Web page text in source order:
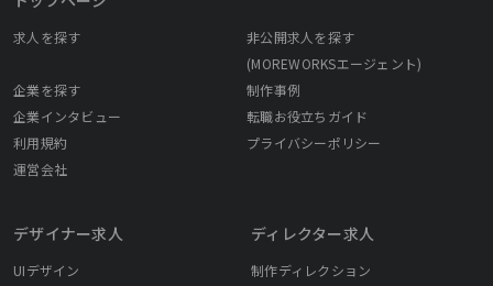
求人を探す
非公開求人を探す
(MOREWORKSエージェント)
企業を探す
制作事例
企業インタビュー
転職お役立ちガイド
利用規約
プライバシーポリシー
運営会社
デザイナー求人
UIデザイン
ディレクター求人
制作ディレクション